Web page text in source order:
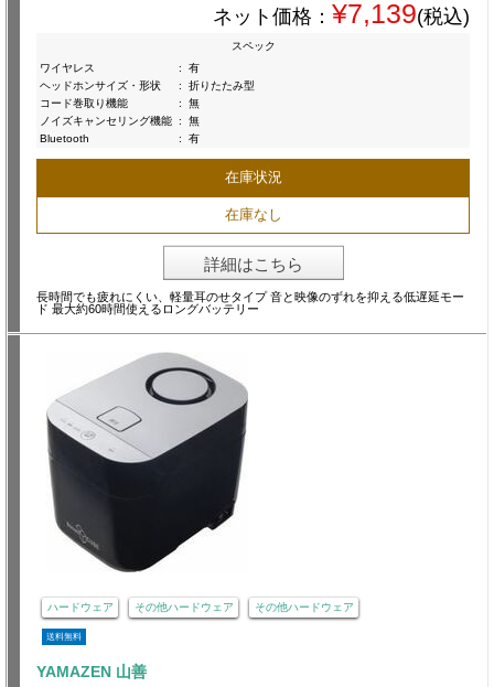
ネット価格： ¥7,139(税込)
スペック
ワイヤレス
:
有
ヘッドホンサイズ・形状
:
折りたたみ型
コード巻取り機能
:
無
ノイズキャンセリング機能 :
無
Bluetooth
: 有
在庫状況
在庫なし
詳細はこちら
長時間でも疲れにくい、軽量耳のせタイプ 音と映像のずれを抑える低遅延モー
ド 最大約60時間使えるロングバッテリー
ハードウェア その他ハードウェア その他ハードウェア
送料無料
YAMAZEN 山善